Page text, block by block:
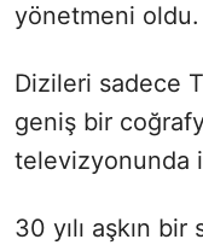
yönetmeni oldu.
Dizileri sadece
geniş bir
televizyonunda
30 yılı aşkın